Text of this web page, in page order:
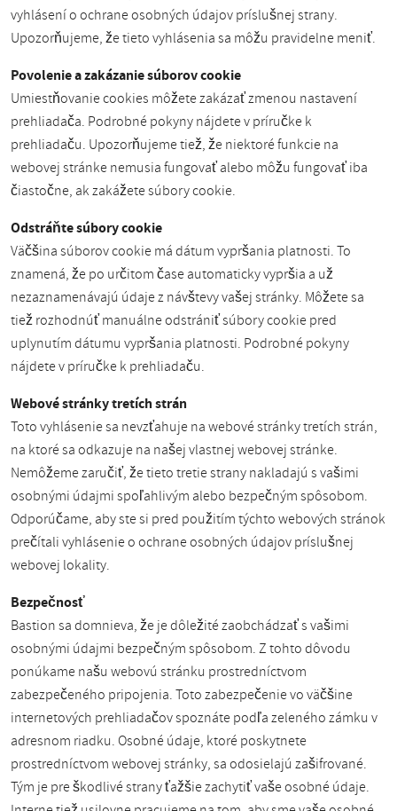
vyhlásení o ochrane osobných údajov príslušnej strany.
Upozorňujeme, že tieto vyhlásenia sa môžu pravidelne meniť.
Povolenie a zakázanie súborov cookie
Umiestňovanie cookies môžete zakázať zmenou nastavení
prehliadača. Podrobné pokyny nájdete v príručke k
prehliadaču. Upozorňujeme tiež, že niektoré funkcie na
webovej stránke nemusia fungovať alebo môžu fungovať iba
čiastočne, ak zakážete súbory cookie.
Odstráňte súbory cookie
Väčšina súborov cookie má dátum vypršania platnosti. To
znamená, že po určitom čase automaticky vypršia a už
nezaznamenávajú údaje z návštevy vašej stránky. Môžete sa
tiež rozhodnúť manuálne odstrániť súbory cookie pred
uplynutím dátumu vypršania platnosti. Podrobné pokyny
nájdete v príručke k prehliadaču.
Webové stránky tretích strán
Toto vyhlásenie sa nevzťahuje na webové stránky tretích strán,
na ktoré sa odkazuje na našej vlastnej webovej stránke.
Nemôžeme zaručiť, že tieto tretie strany nakladajú s vašimi
osobnými údajmi spoľahlivým alebo bezpečným spôsobom.
Odporúčame, aby ste si pred použitím týchto webových stránok
prečítali vyhlásenie o ochrane osobných údajov príslušnej
webovej lokality.
Bezpečnosť
Bastion sa domnieva, že je dôležité zaobchádzať s vašimi
osobnými údajmi bezpečným spôsobom. Z tohto dôvodu
ponúkame našu webovú stránku prostredníctvom
zabezpečeného pripojenia. Toto zabezpečenie vo väčšine
internetových prehliadačov spoznáte podľa zeleného zámku v
adresnom riadku. Osobné údaje, ktoré poskytnete
prostredníctvom webovej stránky, sa odosielajú zašifrované.
Tým je pre škodlivé strany ťažšie zachytiť vaše osobné údaje.